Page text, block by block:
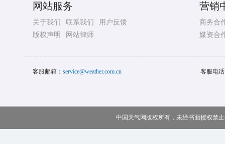
网站服务
关于我们 联系我们
用户反馈
版权声明
网站律师
营销
商务合
媒资合
客服邮箱： service@weather.com.cn 客服电
中国天气网版权所有，未经书面授权